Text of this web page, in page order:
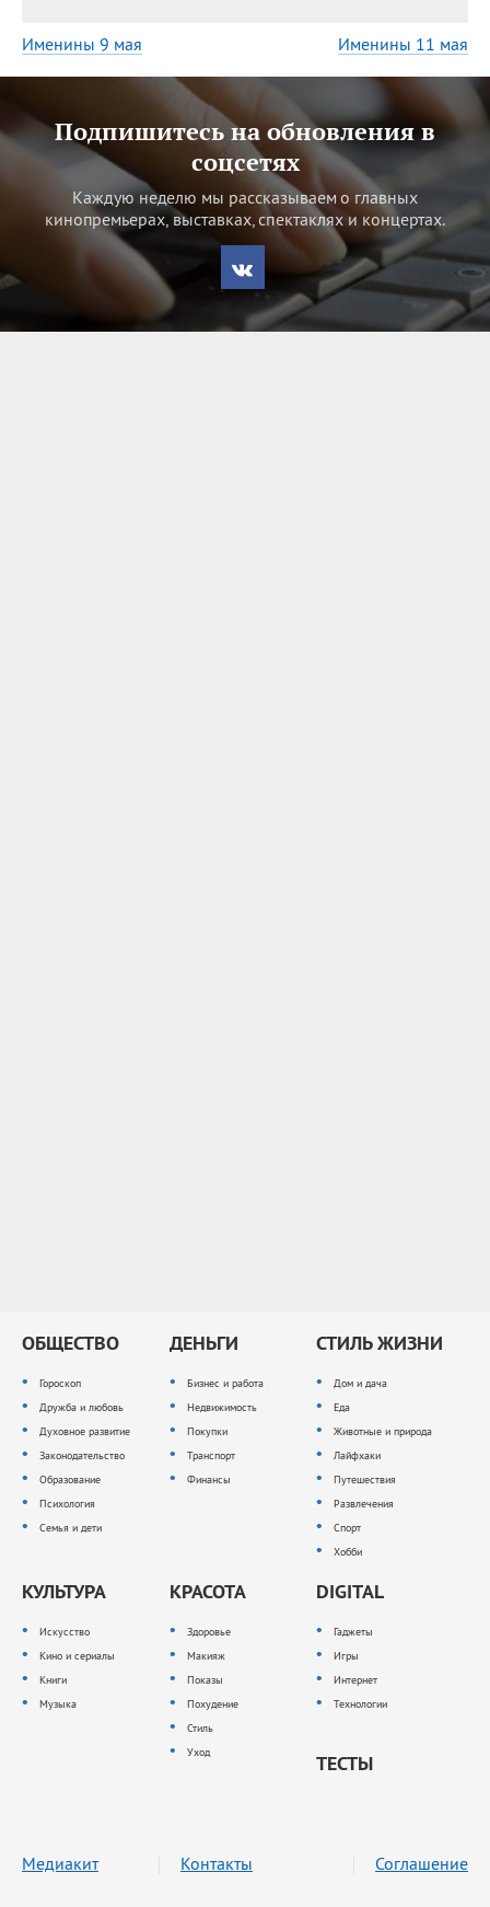
Именины 9 мая Именины 11 мая
Подпишитесь на обновления в
соцсетях
Каждую неделю мы рассказываем о главных
кинопремьерах, выставках, спектаклях и концертах.
ОБЩЕСТВО
Гороскоп
Дружба и любовь
Духовное развитие
Законодательство
Образование
Психология
Семья и дети
ДЕНЬГИ
Бизнес и работа
Недвижимость
Покупки
Транспорт
Финансы
СТИЛЬ ЖИЗНИ
Дом и дача
Еда
Животные и природа
Лайфхаки
Путешествия
Развлечения
Спорт
Хобби
КУЛЬТУРА
Искусство
Кино и сериалы
Книги
Музыка
КРАСОТА
Здоровье
Макияж
Показы
Похудение
Стиль
Уход
DIGITAL
Гаджеты
Игры
Интернет
Технологии
ТЕСТЫ
Медиакит Контакты Соглашение